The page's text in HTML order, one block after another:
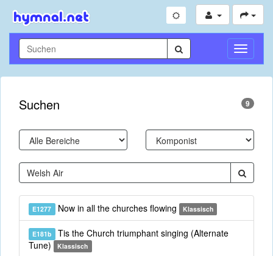
Suchen 9
E1277 Now in all the churches flowing Klassisch
E181b Tis the Church triumphant singing (Alternate
Tune)
Klassisch